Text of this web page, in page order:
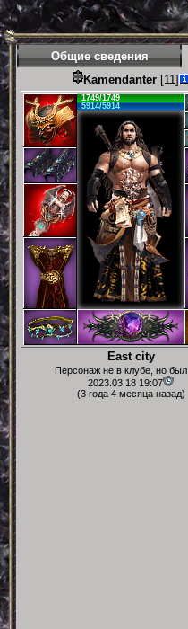
Общие сведения
Kamendanter[11]
1749/1749
5914/5914
East city
Персонаж не в клубе, но был
2023.03.18 19:07
(3 года 4 месяца назад)